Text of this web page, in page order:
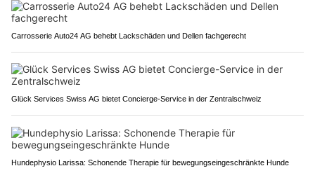
Carrosserie Auto24 AG behebt Lackschäden und Dellen fachgerecht
Glück Services Swiss AG bietet Concierge-Service in der Zentralschweiz
Hundephysio Larissa: Schonende Therapie für bewegungseingeschränkte Hunde